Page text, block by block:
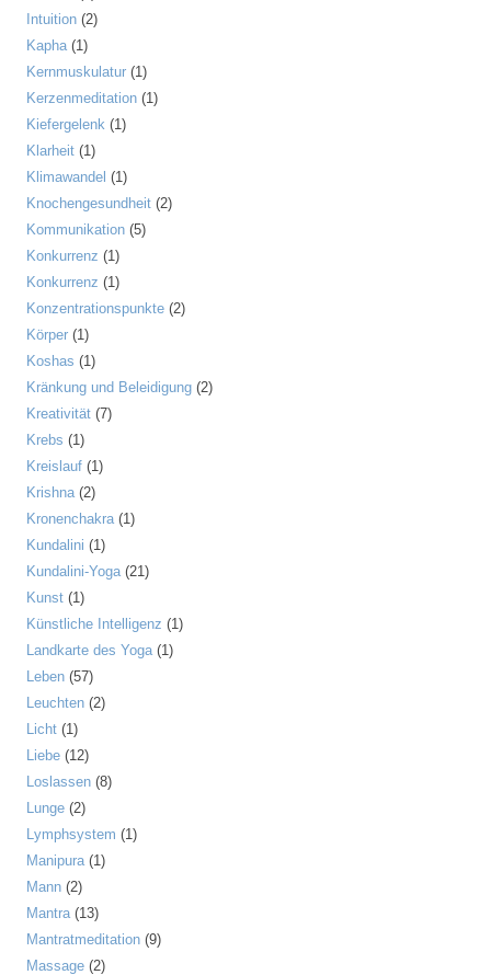
Intuition (2)
Kapha(1)
Kernmuskulatur (1)
Kerzenmeditation (1)
Kiefergelenk (1)
Klarheit (1)
Klimawandel (1)
Knochengesundheit (2)
Kommunikation (5)
Konkurrenz (1)
Konkurrenz (1)
Konzentrationspunkte (2)
Körper (1)
Koshas (1)
Kränkung und Beleidigung (2)
Kreativität (7)
Krebs (1)
Kreislauf (1)
Krishna(2)
Kronenchakra(1)
Kundalini (1)
Kundalini-Yoga(21)
Kunst (1)
Künstliche Intelligenz (1)
Landkarte des Yoga(1)
Leben (57)
Leuchten (2)
Licht (1)
Liebe (12)
Loslassen (8)
Lunge (2)
Lymphsystem (1)
Manipura(1)
Mann (2)
Mantra(13)
Mantratmeditation (9)
Massage (2)